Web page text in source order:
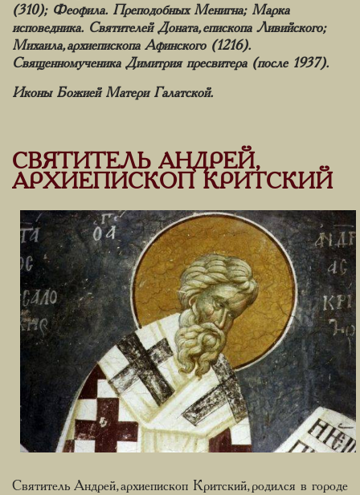
(310); Феофила. Преподобных Менигна; Марка
исповедника. Святителей Доната, епископа Ливийского;
Михаила, архиепископа Афинского (1216).
Священномученика Димитрия пресвитера (после 1937).
Иконы Божией Матери Галатской.
СВЯТИТЕЛЬ АНДРЕЙ,
АРХИЕПИСКОП КРИТСКИЙ
Святитель Андрей, архиепископ Критский, родился в городе